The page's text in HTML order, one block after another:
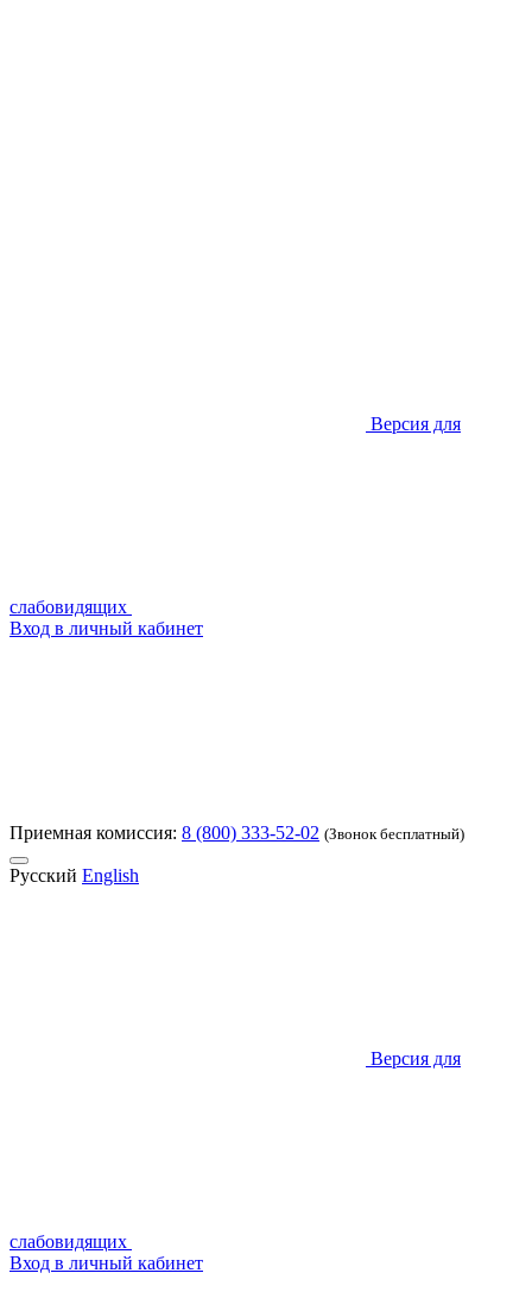
Версия для
слабовидящих
Вход в личный кабинет
Приемная комиссия: 8 (800) 333-52-02 (Звонок бесплатный)
Русский English
Версия для
слабовидящих
Вход в личный кабинет